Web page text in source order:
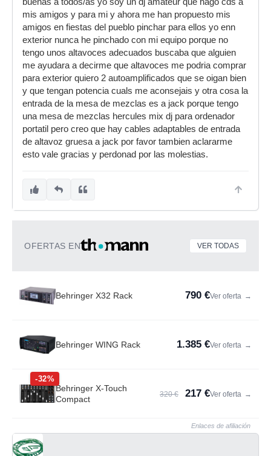
mis amigos y para mi y ahora me han propuesto mis
amigos en fiestas del pueblo pinchar para ellos yo enn
exterior nunca he pinchado con mi equipo porque no
tengo unos altavoces adecuados buscaba que alguien
me ayudara a decirme que altavoces me podria comprar
para exterior quiero 2 autoamplificados que se oigan bien
y que tengan potencia cuals me aconsejais y otra cosa la
entrada de la mesa de mezclas es a jack porque tengo
una mesa de mezclas hercules mix dj para ordenador
portatil pero creo que hay cables adaptables de entrada
de altavoz gruesa a jack por favor tambien aclararme
esto vale gracias y perdonad por las molestias.
OFERTAS EN VER TODAS
Behringer X32 Rack 790 €Ver oferta →
Behringer WING Rack 1.385 €Ver oferta →
-32%
Behringer X-Touch
Compact
320 € 217 €Ver oferta →
Enlaces de afiliación